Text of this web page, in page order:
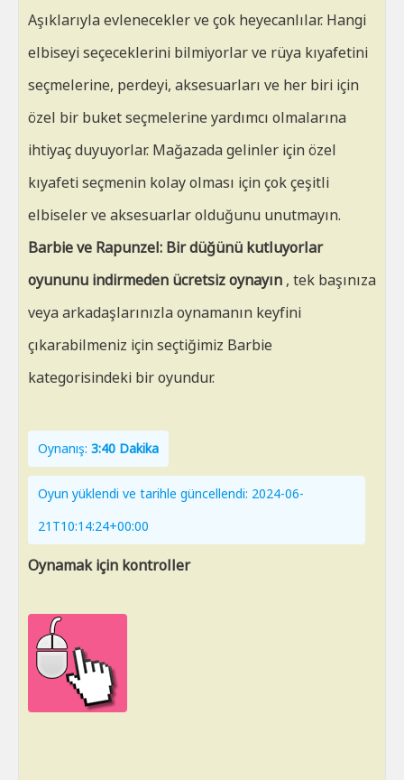
Aşıklarıyla evlenecekler ve çok heyecanlılar. Hangi
elbiseyi seçeceklerini bilmiyorlar ve rüya kıyafetini
seçmelerine, perdeyi, aksesuarları ve her biri için
özel bir buket seçmelerine yardımcı olmalarına
ihtiyaç duyuyorlar. Mağazada gelinler için özel
kıyafeti seçmenin kolay olması için çok çeşitli
elbiseler ve aksesuarlar olduğunu unutmayın.
Barbie ve Rapunzel: Bir düğünü kutluyorlar
oyununu indirmeden ücretsiz oynayın , tek başınıza
veya arkadaşlarınızla oynamanın keyfini
çıkarabilmeniz için seçtiğimiz Barbie
kategorisindeki bir oyundur.
Oynanış: 3:40 Dakika
Oyun yüklendi ve tarihle güncellendi: 2024-06-
21T10:14:24+00:00
Oynamak için kontroller